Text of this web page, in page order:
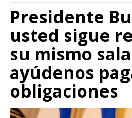
Presidente
usted sigue
su mismo
ayúdenos
obligaciones